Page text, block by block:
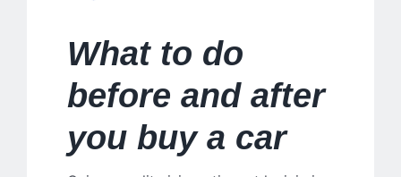
What to do
before and after
you buy a car